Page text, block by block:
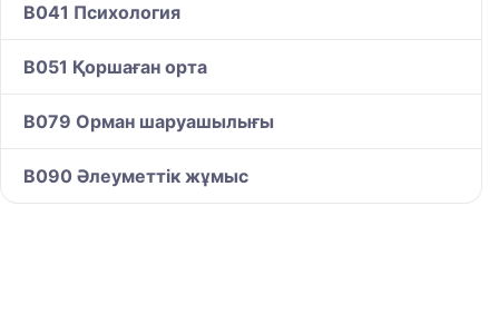
B041 Психология
B051 Қоршаған орта
B079 Орман шаруашылығы
B090 Әлеуметтік жұмыс